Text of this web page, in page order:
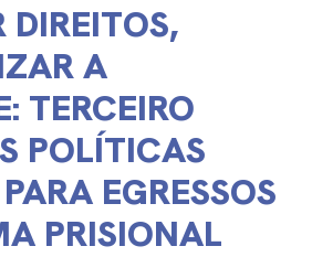
A
TERCEIRO
POLÍTICAS
EGRESSOS
PRISIONAL